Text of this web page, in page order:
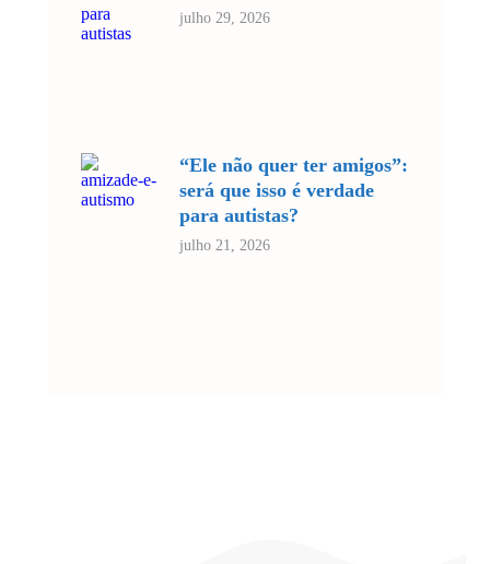
julho 29, 2026
“Ele não quer ter amigos”:
será que isso é verdade
para autistas?
julho 21, 2026